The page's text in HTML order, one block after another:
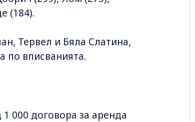
(184).
Тервел и Бяла Слатина,
по вписванията.
000 договора за аренда